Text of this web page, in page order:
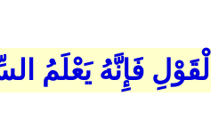
فَإِنَّهُ يَعْلَمُ